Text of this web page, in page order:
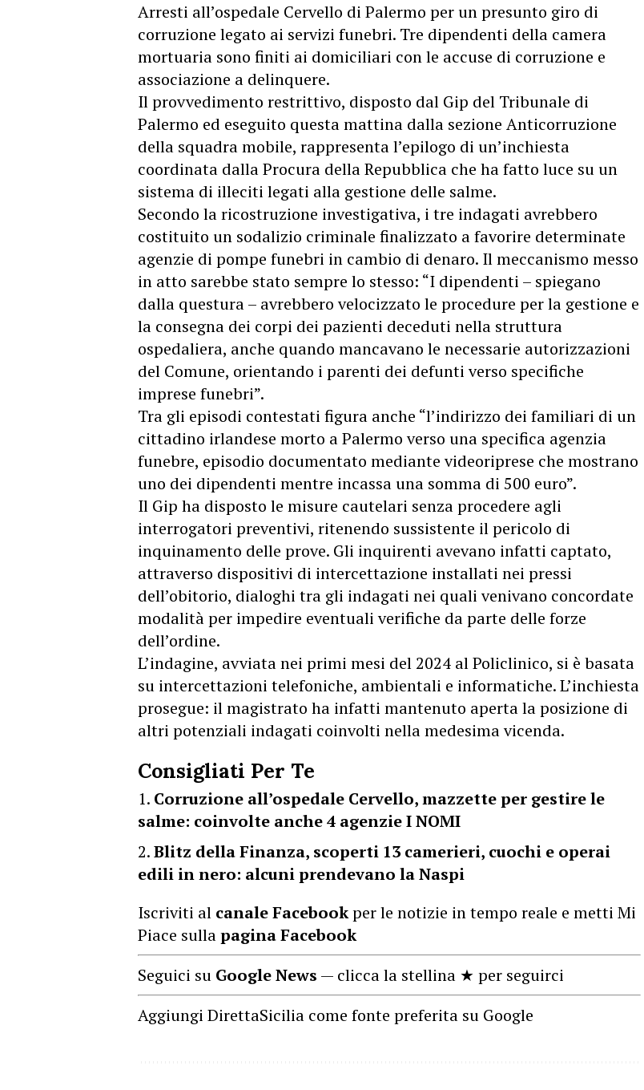
Arresti all’ospedale Cervello di Palermo per un presunto giro di
corruzione legato ai servizi funebri. Tre dipendenti della camera
mortuaria sono finiti ai domiciliari con le accuse di corruzione e
associazione a delinquere.
Il provvedimento restrittivo, disposto dal Gip del Tribunale di
Palermo ed eseguito questa mattina dalla sezione Anticorruzione
della squadra mobile, rappresenta l’epilogo di un’inchiesta
coordinata dalla Procura della Repubblica che ha fatto luce su un
sistema di illeciti legati alla gestione delle salme.
Secondo la ricostruzione investigativa, i tre indagati avrebbero
costituito un sodalizio criminale finalizzato a favorire determinate
agenzie di pompe funebri in cambio di denaro. Il meccanismo messo
in atto sarebbe stato sempre lo stesso: “I dipendenti – spiegano
dalla questura – avrebbero velocizzato le procedure per la gestione e
la consegna dei corpi dei pazienti deceduti nella struttura
ospedaliera, anche quando mancavano le necessarie autorizzazioni
del Comune, orientando i parenti dei defunti verso specifiche
imprese funebri”.
Tra gli episodi contestati figura anche “l’indirizzo dei familiari di un
cittadino irlandese morto a Palermo verso una specifica agenzia
funebre, episodio documentato mediante videoriprese che mostrano
uno dei dipendenti mentre incassa una somma di 500 euro”.
Il Gip ha disposto le misure cautelari senza procedere agli
interrogatori preventivi, ritenendo sussistente il pericolo di
inquinamento delle prove. Gli inquirenti avevano infatti captato,
attraverso dispositivi di intercettazione installati nei pressi
dell’obitorio, dialoghi tra gli indagati nei quali venivano concordate
modalità per impedire eventuali verifiche da parte delle forze
dell’ordine.
L’indagine, avviata nei primi mesi del 2024 al Policlinico, si è basata
su intercettazioni telefoniche, ambientali e informatiche. L’inchiesta
prosegue: il magistrato ha infatti mantenuto aperta la posizione di
altri potenziali indagati coinvolti nella medesima vicenda.
Consigliati Per Te
Corruzione all’ospedale Cervello, mazzette per gestire le
salme: coinvolte anche 4 agenzie I NOMI
Blitz della Finanza, scoperti 13 camerieri, cuochi e operai
edili in nero: alcuni prendevano la Naspi
Iscriviti al canale Facebookper le notizie in tempo reale e metti Mi
Piace sullapagina Facebook
Seguici su Google News — clicca la stellina ★ per seguirci
Aggiungi DirettaSicilia come fonte preferita su Google